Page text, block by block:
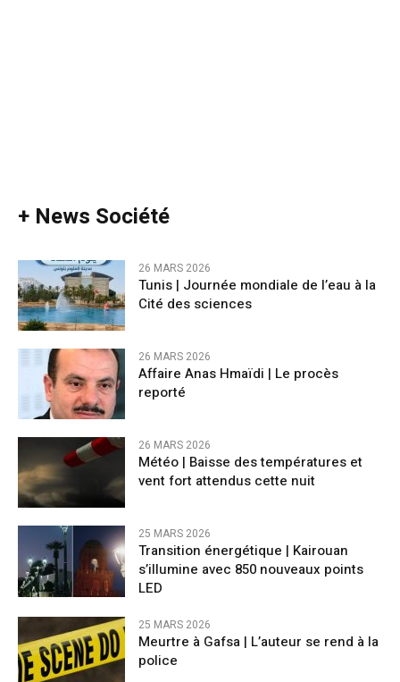
+ News Société
26 MARS 2026
Tunis | Journée mondiale de l’eau à la
Cité des sciences
26 MARS 2026
Affaire Anas Hmaïdi | Le procès
reporté
26 MARS 2026
​Météo | Baisse des températures et
vent fort attendus cette nuit
25 MARS 2026
Transition énergétique | Kairouan
s’illumine avec 850 nouveaux points
LED
25 MARS 2026
Meurtre à Gafsa | L’auteur se rend à la
police